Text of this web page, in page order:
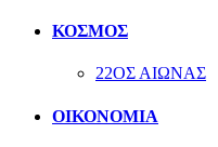
ΚΟΣΜΟΣ
22ΟΣ ΑΙΩΝΑΣ
ΟΙΚΟΝΟΜΙΑ